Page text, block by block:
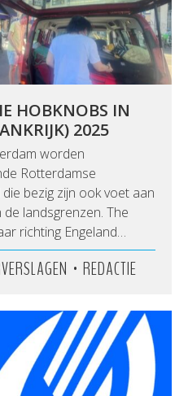
HOBKNOBS IN
2025
worden
Rotterdamse
bezig zijn ook voet aan
landsgrenzen. The
richting Engeland…
• REDACTIE